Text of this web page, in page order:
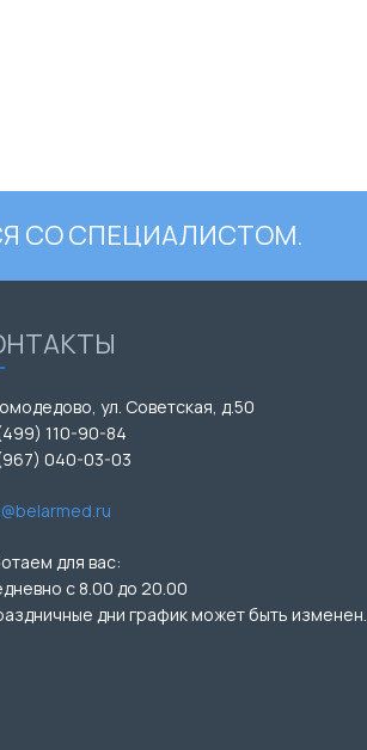
СО СПЕЦИАЛИСТОМ.
ул. Советская, д.50
110-90-84
040-03-03
для вас:
с 8.00 до 20.00
дни график может быть изменен.